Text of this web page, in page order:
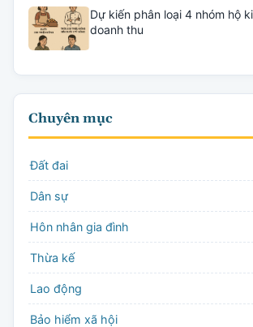
Dự kiến phân loại 4 nhóm hộ
doanh thu
Chuyên mục
Đất đai
Dân sự
Hôn nhân gia đình
Thừa kế
Lao động
Bảo hiểm xã hội